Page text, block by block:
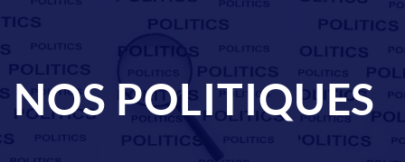
NOS POLITIQUES